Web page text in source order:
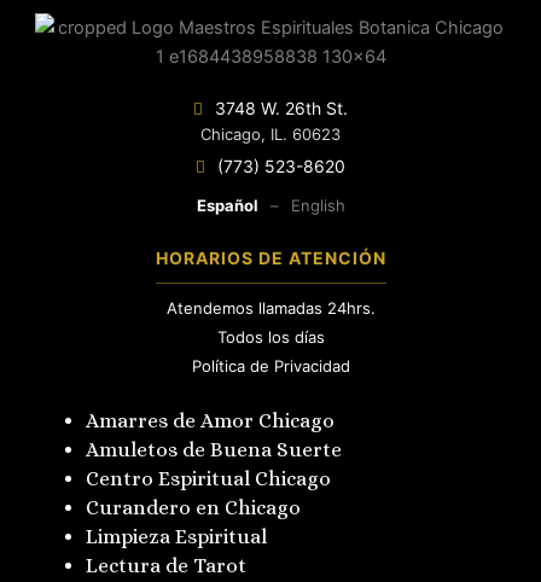
3748 W. 26th St.
Chicago, IL. 60623
(773) 523-8620
Español – English
HORARIOS DE ATENCIÓN
Atendemos llamadas 24hrs.
Todos los días
Política de Privacidad
Amarres de Amor Chicago
Amuletos de Buena Suerte
Centro Espiritual Chicago
Curandero en Chicago
Limpieza Espiritual
Lectura de Tarot